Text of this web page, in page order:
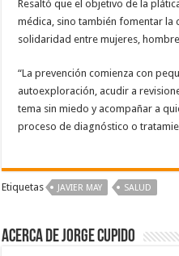
Resaltó que el objetivo de la
médica, sino también fomentar la
solidaridad entre mujeres,
“La prevención comienza con
autoexploración, acudir a
tema sin miedo y acompañar a
proceso de diagnóstico o
Etiquetas JAVIER MAY SALUD
Acerca de Jorge Cupido